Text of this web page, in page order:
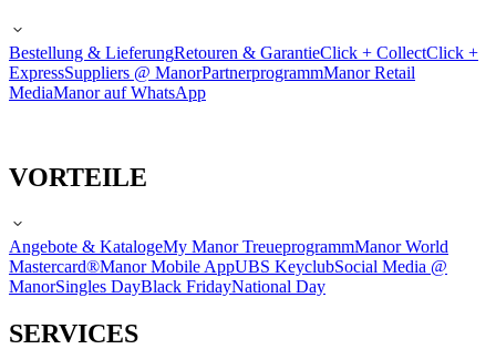
Bestellung & LieferungRetouren & GarantieClick + CollectClick +
ExpressSuppliers @ ManorPartnerprogrammManor Retail
MediaManor auf WhatsApp
VORTEILE
Angebote & KatalogeMy Manor TreueprogrammManor World
Mastercard®Manor Mobile AppUBS KeyclubSocial Media @
ManorSingles DayBlack FridayNational Day
SERVICES